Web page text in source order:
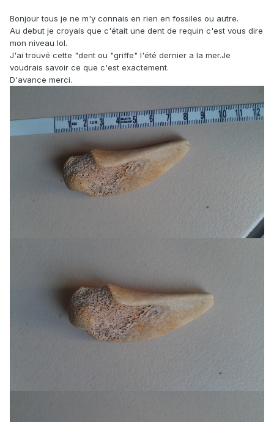
Bonjour tous je ne m'y connais en rien en fossiles ou autre.
Au debut je croyais que c'était une dent de requin c'est vous dire
mon niveau lol.
J'ai trouvé cette "dent ou "griffe" l'été dernier a la mer.Je
voudrais savoir ce que c'est exactement.
D'avance merci.